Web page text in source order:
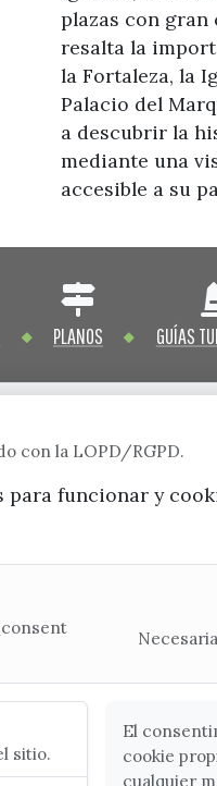
plazas con gran
resalta la
la Fortaleza, la
Palacio del
a descubrir la
mediante una
accesible a su
PLANOS GUÍAS
instagram
2. CP 29740 - Torre del
con la LOPD/RGPD.
funcionar y
sitio.
El
cookie
cualquier